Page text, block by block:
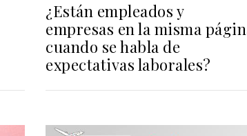
¿Están empleados y
empresas en la misma
cuando se habla de
expectativas laborales?